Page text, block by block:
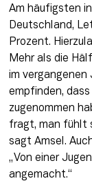
Am häufigsten
Deutschland,
Prozent.
Mehr als die
im
empfinden,
zugenommen
fragt, man fühlt
sagt Amsel.
„Von einer
angemacht.“